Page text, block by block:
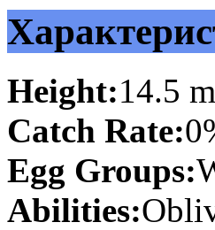
Height:14.5 m
Catch Rate:
Egg Groups:
Abilities: